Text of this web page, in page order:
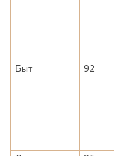
Быт
92